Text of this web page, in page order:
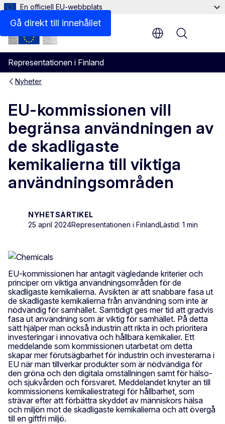
Gå direkt till innehållet
En officiell EU-webbplats
Representationen i Finland
Menu
Nyheter
EU-kommissionen vill
begränsa användningen av
de skadligaste
kemikalierna till viktiga
användningsområden
NYHETSARTIKEL
25 april 2024Representationen i FinlandLästid: 1 min
EU-kommissionen har antagit vägledande kriterier och
principer om viktiga användningsområden för de
skadligaste kemikalierna. Avsikten är att snabbare fasa ut
de skadligaste kemikalierna från användning som inte är
nödvändig för samhället. Samtidigt ges mer tid att gradvis
fasa ut användning som är viktig för samhället. På detta
sätt hjälper man också industrin att rikta in och prioritera
investeringar i innovativa och hållbara kemikalier. Ett
meddelande som kommissionen utarbetat om detta
skapar mer förutsägbarhet för industrin och investerarna i
EU när man tillverkar produkter som är nödvändiga för
den gröna och den digitala omställningen samt för hälso-
och sjukvården och försvaret. Meddelandet knyter an till
kommissionens kemikaliestrategi för hållbarhet, som
strävar efter att förbättra skyddet av människors hälsa
och miljön mot de skadligaste kemikalierna och att övergå
till en giftfri miljö.